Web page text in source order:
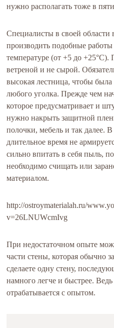
нужно располагать тоже в
Специалисты в своей области
производить подобные
температуре (от +5 до
ветреной и не сырой.
высокая лестница, чтобы была
любого уголка. Прежде чем
которое предусматривает и
нужно накрыть защитной
полочки, мебель и так далее.
длительное время не
сильно впитать в себя пыль,
необходимо счищать или
материалом.
http://ostroymaterialah.ru/
v=26LNUWcmIvg
При недостаточном опыте
части стены, которая обычно
сделаете одну стену,
намного легче и быстрее.
отрабатывается с опытом.